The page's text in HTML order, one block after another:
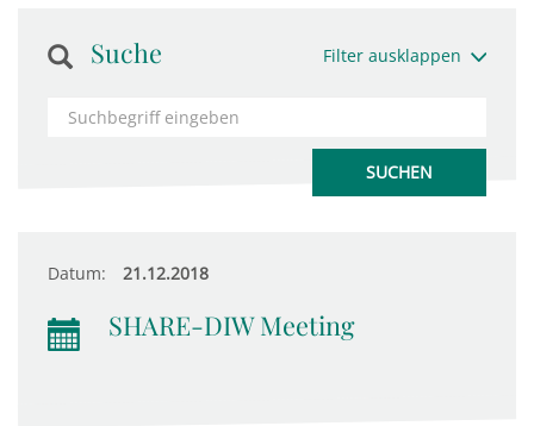
Suche Filter ausklappen
Datum: 21.12.2018
SHARE-DIW Meeting